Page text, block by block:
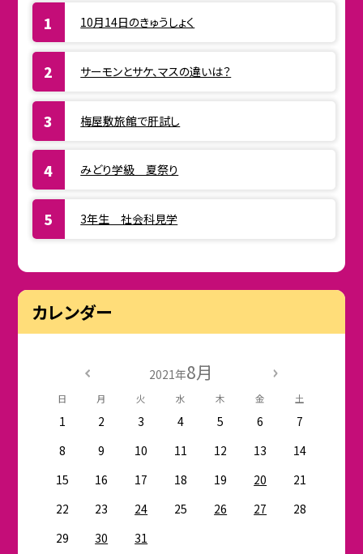
10月14日のきゅうしょく
サーモンとサケ、マスの違いは？
梅屋敷旅館で肝試し
みどり学級 夏祭り
3年生 社会科見学
カレンダー
2021年8月
日 月 火 水 木 金 土
1 2 3 4 5 6
7
8
9 10 11 12 13
14
15
16 17 18 19 20
21
22
23 24 25 26 27
28
29
30 31